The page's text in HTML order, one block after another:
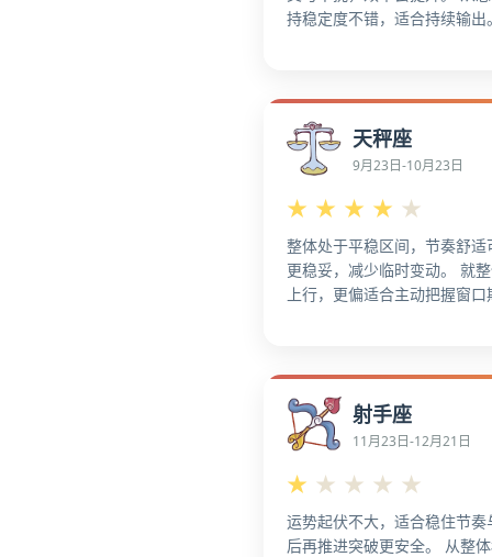
持稳定度不错，适合持续输
稳，不要急刹，更容易稳定
看，更宜小幅微调，不必大
天秤座
9月23日-10月23日
★ ★ ★ ★ ★
整体处于平稳区间，节奏舒
更稳妥，减少临时变动。 就
上行，更偏适合主动把握窗
更容易形成亮点。 趁势加速
更集中。就整体趋势而言，
成突破。
射手座
11月23日-12月21日
★ ★ ★ ★ ★
运势起伏不大，适合稳住节
后再推进突破更安全。 从整